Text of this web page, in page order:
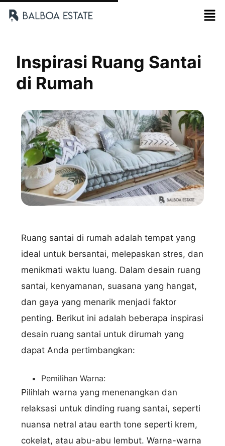
Inspirasi Ruang Santai
di Rumah
Ruang santai di rumah adalah tempat yang
ideal untuk bersantai, melepaskan stres, dan
menikmati waktu luang. Dalam desain ruang
santai, kenyamanan, suasana yang hangat,
dan gaya yang menarik menjadi faktor
penting. Berikut ini adalah beberapa inspirasi
desain ruang santai untuk dirumah yang
dapat Anda pertimbangkan:
Pemilihan Warna:
Pilihlah warna yang menenangkan dan
relaksasi untuk dinding ruang santai, seperti
nuansa netral atau earth tone seperti krem,
cokelat, atau abu-abu lembut. Warna-warna